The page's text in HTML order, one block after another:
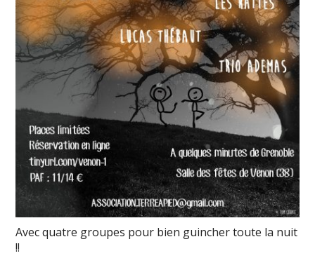
Avec quatre groupes pour bien guincher toute la nuit
!!